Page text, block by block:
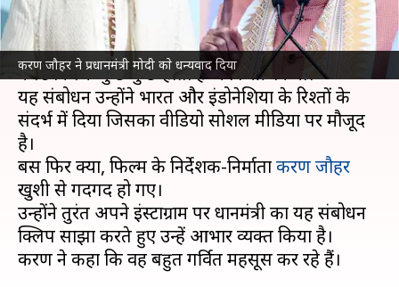
करण जौहर ने प्रधानमंत्री मोदी काे धन्यवाद दिया
क्या है खबर?
प्रधानमंत्रीनरेंद्र मोदीने जकार्ता में अपने भाषण के दौरान
कल्ट फिल्म 'कुछ कुछ होता है' का जिक्र किया।
यह संबोधन उन्होंने भारत और इंडोनेशिया के रिश्तों के
संदर्भ में दिया जिसका वीडियो सोशल मीडिया पर मौजूद
है।
बस फिर क्या, फिल्म के निर्देशक-निर्माताकरण जौहर
खुशी से गदगद हो गए।
उन्होंने तुरंत अपने इंस्टाग्राम पर प्रधानमंत्री का यह संबोधन
क्लिप साझा करते हुए उन्हें आभार व्यक्त किया है।